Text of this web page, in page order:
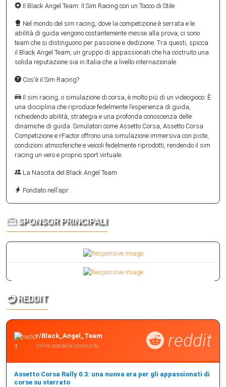
Il Black Angel Team: Il Sim Racing con un Tocco di Stile
Nel mondo del sim racing, dove la competizione è serrata e le
abilità di guida vengono costantemente messe alla prova, ci sono
team che si distinguono per passione e dedizione. Tra questi, spicca
il Black Angel Team, un gruppo di appassionati che ha costruito una
solida reputazione sia in Italia che a livello internazionale.
Cos'è il Sim Racing?
Il sim racing, o simulazione di corsa, è molto più di un videogioco. È
una disciplina che riproduce fedelmente l’esperienza di guida,
richiedendo abilità, strategia e una profonda conoscenza delle
dinamiche di guida. Simulatori come Assetto Corsa, Assetto Corsa
Competizione e rFactor offrono una simulazione immersiva con piste,
condizioni atmosferiche e veicoli fedelmente riprodotti, rendendo il sim
racing un vero e proprio sport virtuale.
La Nascita del Black Angel Team
Fondato nell’apr
SPONSOR PRINCIPALI
REDDIT
r/Black_Angel_Team
Ultimo post dalla community reddit
Assetto Corsa Rally 0.3: una nuova era per gli appassionati di
corse su sterrato